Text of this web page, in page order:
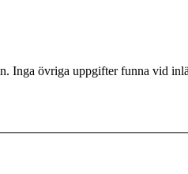
Inga övriga uppgifter funna vid